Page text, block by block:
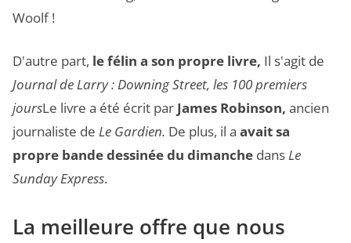
Woolf !
D'autre part, le félin a son propre livre, Il s'agit de
Journal de Larry : Downing Street, les 100 premiers
joursLe livre a été écrit par James Robinson, ancien
journaliste de Le Gardien. De plus, il a avait sa
propre bande dessinée du dimanche dansLe
Sunday Express.
La meilleure offre que nous